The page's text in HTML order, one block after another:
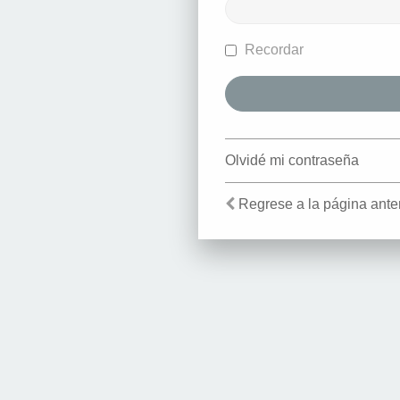
Recordar
Olvidé mi contraseña
Regrese a la página